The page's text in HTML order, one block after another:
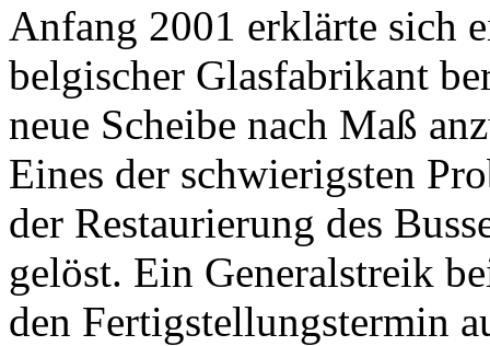
Anfang 2001 erklärte sich
belgischer Glasfabrikant
neue Scheibe nach Maß
Eines der schwierigsten
der Restaurierung des
gelöst. Ein Generalstreik
den Fertigstellungstermin